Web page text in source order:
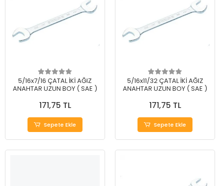
5/16x7/16 ÇATAL İKİ AĞIZ
ANAHTAR UZUN BOY ( SAE )
171,75 TL
Sepete Ekle
5/16x11/32 ÇATAL İKİ AĞIZ
ANAHTAR UZUN BOY ( SAE )
171,75 TL
Sepete Ekle